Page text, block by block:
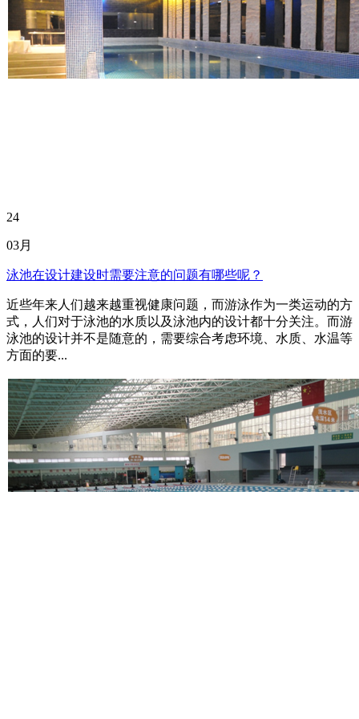
24
03月
泳池在设计建设时需要注意的问题有哪些呢？
近些年来人们越来越重视健康问题，而游泳作为一类运动的方
式，人们对于泳池的水质以及泳池内的设计都十分关注。而游
泳池的设计并不是随意的，需要综合考虑环境、水质、水温等
方面的要...